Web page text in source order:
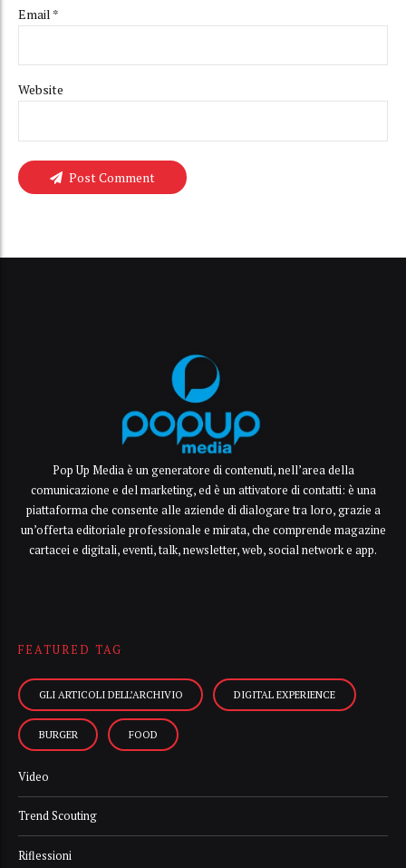
Email *
Website
Post Comment
Pop Up Media è un generatore di contenuti, nell’area della
comunicazione e del marketing, ed è un attivatore di contatti: è una
piattaforma che consente alle aziende di dialogare tra loro, grazie a
un’offerta editoriale professionale e mirata, che comprende magazine
cartacei e digitali, eventi, talk, newsletter, web, social network e app.
FEATURED TAG
GLI ARTICOLI DELL’ARCHIVIO DIGITAL EXPERIENCE
BURGER FOOD
Video
Trend Scouting
Riflessioni